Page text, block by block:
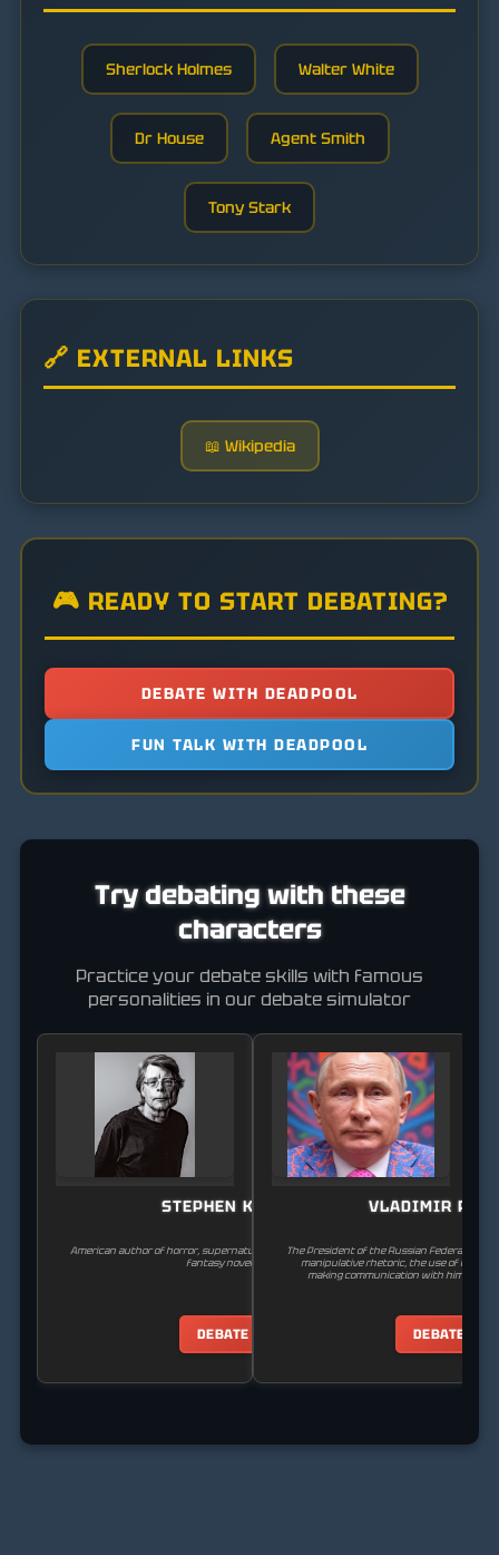
Sherlock Holmes Walter White
Dr House Agent Smith
Tony Stark
🔗 EXTERNAL LINKS
📖 Wikipedia
🎮 READY TO START DEBATING?
DEBATE WITH DEADPOOL
FUN TALK WITH DEADPOOL
Try debating with these
characters
Practice your debate skills with famous
personalities in our debate simulator
STEPHEN KING
American author of horror, supernatural fiction, suspense, and
fantasy novels.
DEBATE
VLADIMIR
The President of the Russian Federation.
manipulative rhetoric, the use of
making communication with him
DEBATE